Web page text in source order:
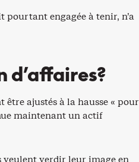
pourtant engagée à tenir, n’a
d’affaires?
être ajustés à la hausse « pour
maintenant un actif
veulent verdir leur image en